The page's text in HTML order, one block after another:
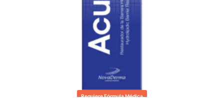
Requiere Fórmula Médica